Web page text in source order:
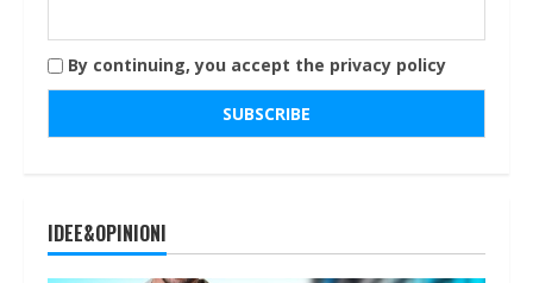
By continuing, you accept the privacy policy
IDEE&OPINIONI